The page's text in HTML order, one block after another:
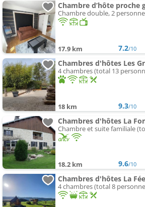
Chambre d’hôte proche
Chambre double, 2
17.9 km 7.2/10
Chambres d'hôtes Les
4 chambres (total 13
18 km 9.3/10
Chambres d'hôtes La
Chambre et suite familiale
18.2 km 9.6/10
Chambres d'hôtes La
4 chambres (total 8